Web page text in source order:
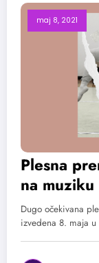
maj 8, 2021
Plesna
na
Dugo očekivana
izvedena 8. maja